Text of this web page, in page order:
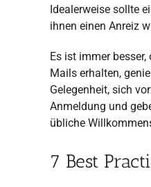
Idealerweise sollte
ihnen einen Anreiz
Es ist immer
Mails erhalten,
Gelegenheit, sich
Anmeldung und
übliche
7 Best